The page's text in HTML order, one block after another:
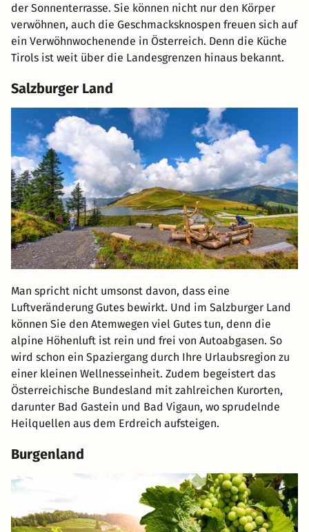
der Sonnenterrasse. Sie können nicht nur den Körper
verwöhnen, auch die Geschmacksknospen freuen sich auf
ein Verwöhnwochenende in Österreich. Denn die Küche
Tirols ist weit über die Landesgrenzen hinaus bekannt.
Salzburger Land
Man spricht nicht umsonst davon, dass eine
Luftveränderung Gutes bewirkt. Und im Salzburger Land
können Sie den Atemwegen viel Gutes tun, denn die
alpine Höhenluft ist rein und frei von Autoabgasen. So
wird schon ein Spaziergang durch Ihre Urlaubsregion zu
einer kleinen Wellnesseinheit. Zudem begeistert das
Österreichische Bundesland mit zahlreichen Kurorten,
darunter Bad Gastein und Bad Vigaun, wo sprudelnde
Heilquellen aus dem Erdreich aufsteigen.
Burgenland